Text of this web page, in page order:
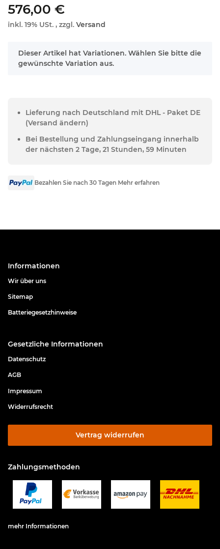
576,00 €
inkl. 19% USt. , zzgl. Versand
x
Dieser Artikel hat Variationen. Wählen Sie bitte die
gewünschte Variation aus.
Lieferung nach Deutschland mit DHL - Paket DE
(Versand ändern)
Bei Bestellung und Zahlungseingang innerhalb
der nächsten 2 Tage, 21 Stunden, 59 Minuten
Bezahlen Sie nach 30 Tagen Mehr erfahren
Informationen
Wir über uns
Sitemap
Batteriegesetzhinweise
Gesetzliche Informationen
Datenschutz
AGB
Impressum
Widerrufsrecht
Vertrag widerrufen
Zahlungsmethoden
mehr Informationen